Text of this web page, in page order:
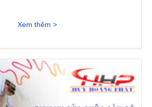
Xem thêm >